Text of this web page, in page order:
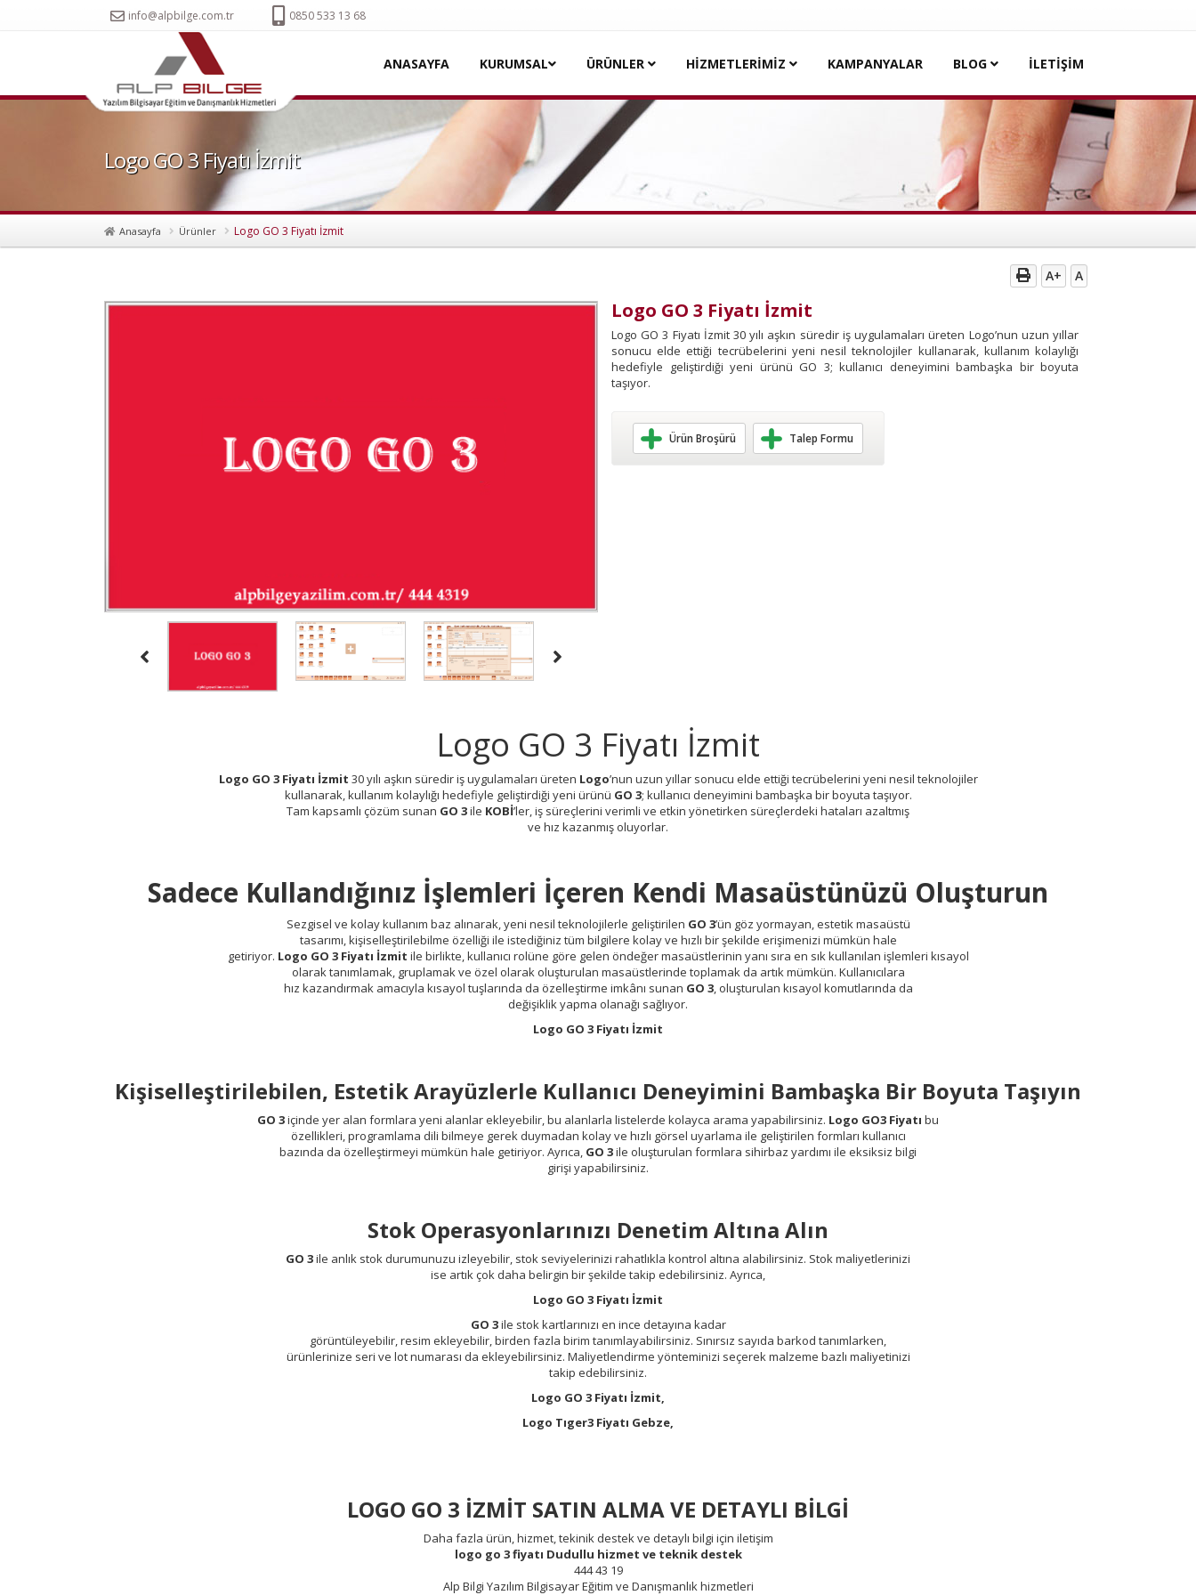
info@alpbilge.com.tr 0850 533 13 68
ANASAYFA KURUMSAL ÜRÜNLER HİZMETLERİMİZ KAMPANYALAR BLOG İLETİŞİM
Logo GO 3 Fiyatı İzmit
Anasayfa Ürünler Logo GO 3 Fiyatı İzmit
A+ A
Logo GO 3 Fiyatı İzmit
Logo GO 3 Fiyatı İzmit 30 yılı aşkın süredir iş uygulamaları üreten Logo’nun uzun yıllar
sonucu elde ettiği tecrübelerini yeni nesil teknolojiler kullanarak, kullanım kolaylığı
hedefiyle geliştirdiği yeni ürünü GO 3; kullanıcı deneyimini bambaşka bir boyuta
taşıyor.
Ürün Broşürü Talep Formu
Logo GO 3 Fiyatı İzmit
Logo GO 3 Fiyatı İzmit 30 yılı aşkın süredir iş uygulamaları üreten Logo’nun uzun yıllar sonucu elde ettiği tecrübelerini yeni nesil teknolojiler
kullanarak, kullanım kolaylığı hedefiyle geliştirdiği yeni ürünü GO 3; kullanıcı deneyimini bambaşka bir boyuta taşıyor.
Tam kapsamlı çözüm sunan GO 3ile KOBİ’ler, iş süreçlerini verimli ve etkin yönetirken süreçlerdeki hataları azaltmış
ve hız kazanmış oluyorlar.
Sadece Kullandığınız İşlemleri İçeren Kendi Masaüstünüzü Oluşturun
Sezgisel ve kolay kullanım baz alınarak, yeni nesil teknolojilerle geliştirilen GO 3’ün göz yormayan, estetik masaüstü
tasarımı, kişiselleştirilebilme özelliği ile istediğiniz tüm bilgilere kolay ve hızlı bir şekilde erişimenizi mümkün hale
getiriyor. Logo GO 3 Fiyatı İzmit ile birlikte, kullanıcı rolüne göre gelen öndeğer masaüstlerinin yanı sıra en sık kullanılan işlemleri kısayol
olarak tanımlamak, gruplamak ve özel olarak oluşturulan masaüstlerinde toplamak da artık mümkün. Kullanıcılara
hız kazandırmak amacıyla kısayol tuşlarında da özelleştirme imkânı sunan GO 3, oluşturulan kısayol komutlarında da
değişiklik yapma olanağı sağlıyor.
Logo GO 3 Fiyatı İzmit
Kişiselleştirilebilen, Estetik Arayüzlerle Kullanıcı Deneyimini Bambaşka Bir Boyuta Taşıyın
GO 3içinde yer alan formlara yeni alanlar ekleyebilir, bu alanlarla listelerde kolayca arama yapabilirsiniz. Logo GO3 Fiyatı bu
özellikleri, programlama dili bilmeye gerek duymadan kolay ve hızlı görsel uyarlama ile geliştirilen formları kullanıcı
bazında da özelleştirmeyi mümkün hale getiriyor. Ayrıca, GO 3ile oluşturulan formlara sihirbaz yardımı ile eksiksiz bilgi
girişi yapabilirsiniz.
Stok Operasyonlarınızı Denetim Altına Alın
GO 3ile anlık stok durumunuzu izleyebilir, stok seviyelerinizi rahatlıkla kontrol altına alabilirsiniz. Stok maliyetlerinizi
ise artık çok daha belirgin bir şekilde takip edebilirsiniz. Ayrıca,
Logo GO 3 Fiyatı İzmit
GO 3ile stok kartlarınızı en ince detayına kadar
görüntüleyebilir, resim ekleyebilir, birden fazla birim tanımlayabilirsiniz. Sınırsız sayıda barkod tanımlarken,
ürünlerinize seri ve lot numarası da ekleyebilirsiniz. Maliyetlendirme yönteminizi seçerek malzeme bazlı maliyetinizi
takip edebilirsiniz.
Logo GO 3 Fiyatı İzmit,
Logo Tıger3 Fiyatı Gebze,
LOGO GO 3 İZMİT SATIN ALMA VE DETAYLI BİLGİ
Daha fazla ürün, hizmet, tekinik destek ve detaylı bilgi için iletişim
logo go 3 fiyatı Dudullu hizmet ve teknik destek
444 43 19
Alp Bilgi Yazılım Bilgisayar Eğitim ve Danışmanlık hizmetleri